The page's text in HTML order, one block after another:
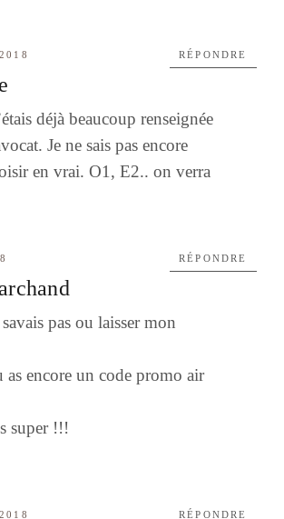
déjà beaucoup renseignée
Je ne sais pas encore
en vrai. O1, E2.. on verra
RÉPONDRE
pas ou laisser mon
as encore un code promo air
super !!!
RÉPONDRE
RÉPONDRE